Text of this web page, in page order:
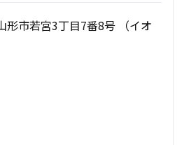
形市若宮3丁目7番8号 （イオ